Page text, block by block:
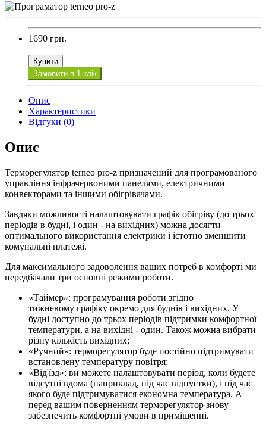
1690 грн.
Купити
Замовити в 1 клік
Опис
Характеристики
Відгуки (0)
Опис
Терморегулятор terneo pro-z призначений для програмованого
управління інфрачервоними панелями, електричними
конвекторами та іншими обігрівачами.
Завдяки можливості налаштовувати графік обігріву (до трьох
періодів в будні, і один - на вихідних) можна досягти
оптимального використання електрики і істотно зменшити
комунальні платежі.
Для максимального задоволення ваших потреб в комфорті ми
передбачали три основні режими роботи.
«Таймер»: програмування роботи згідно
тижневому графіку окремо для буднів і вихідних. У
будні доступно до трьох періодів підтримки комфортної
температури, а на вихідні - один. Також можна вибрати
різну кількість вихідних;
«Ручний»: терморегулятор буде постійно підтримувати
встановлену температуру повітря;
«Від'їзд»: ви можете налаштовувати період, коли будете
відсутні вдома (наприклад, під час відпустки), і під час
якого буде підтримуватися економна температура. А
перед вашим поверненням терморегулятор знову
забезпечить комфортні умови в приміщенні.